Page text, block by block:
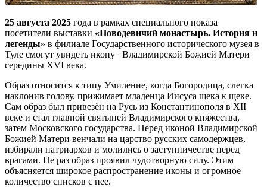
25 августа 2025 года в рамках специального показа
посетители выставки «Новодевичий монастырь. История и
легенды» в филиале Государственного исторического музея в
Туле смогут увидеть икону Владимирской Божией Матери
середины XVI века.
Образ относится к типу Умиление, когда Богородица, слегка
наклонив голову, прижимает младенца Иисуса щека к щеке.
Сам образ был привезён на Русь из Константинополя в XII
веке и стал главной святыней Владимирского княжества,
затем Московского государства. Перед иконой Владимирской
Божией Матери венчали на царство русских самодержцев,
избирали патриархов и молились о заступничестве перед
врагами. Не раз образ проявил чудотворную силу. Этим
объясняется широкое распространение иконы и огромное
количество списков с нее.